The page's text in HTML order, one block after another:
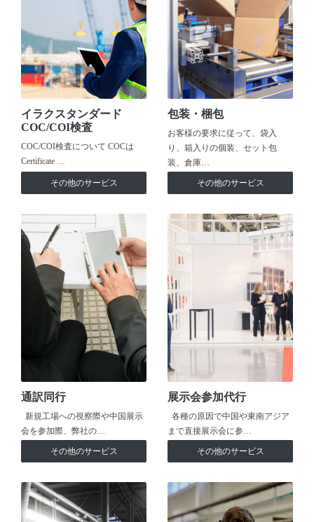
イラクスタンダード
COC/COI検査
COC/COI検査について COCは
Certificate …
その他のサービス
包装・梱包
お客様の要求に従って、袋入
り、箱入りの個装、セット包
装、倉庫…
その他のサービス
通訳同行
新規工場への視察際や中国展示
会を参加際、弊社の…
その他のサービス
展示会参加代行
各種の原因で中国や東南アジア
まで直接展示会に参…
その他のサービス